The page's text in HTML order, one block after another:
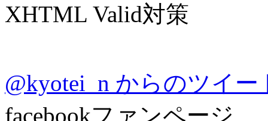
XHTML Valid対策
@kyotei_n からのツイー
facebookファンページ